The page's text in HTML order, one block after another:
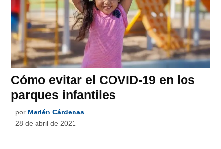
Cómo evitar el COVID-19 en los
parques infantiles
por Marlén Cárdenas
28 de abril de 2021